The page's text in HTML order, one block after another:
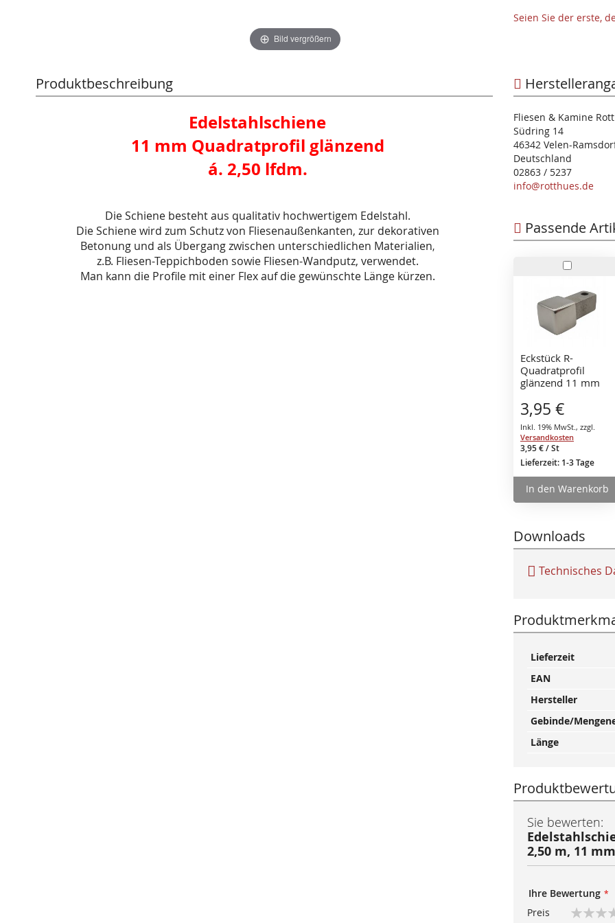
Bild vergrößern
Seien Sie der erste,
Produktbeschreibung
Edelstahlschiene
11 mm Quadratprofil glänzend
á. 2,50 lfdm.
Die Schiene besteht aus qualitativ hochwertigem Edelstahl.
Die Schiene wird zum Schutz von Fliesenaußenkanten, zur dekorativen
Betonung und als Übergang zwischen unterschiedlichen Materialien,
z.B. Fliesen-Teppichboden sowie Fliesen-Wandputz, verwendet.
Man kann die Profile mit einer Flex auf die gewünschte Länge kürzen.
Fliesen & Kamine
Südring 14
46342 Velen-
Deutschland
02863 / 5237
info@rotthues.de
Passende
In
Eckstück R-
Quadratprofil
glänzend 11 mm
Vollmaterial
3,95 €
Inkl. 19% MwSt. , zzgl.
Versandkosten
3,95 €/ St
Lieferzeit: 1-3 Tage
In den Warenkorb
Downloads
Technisches
Mehr
Lieferzeit
EAN
Hersteller
Gebinde/
Länge
Sie bewerten:
2,50 m, 11 mm
Ihre Bewertung
Preis